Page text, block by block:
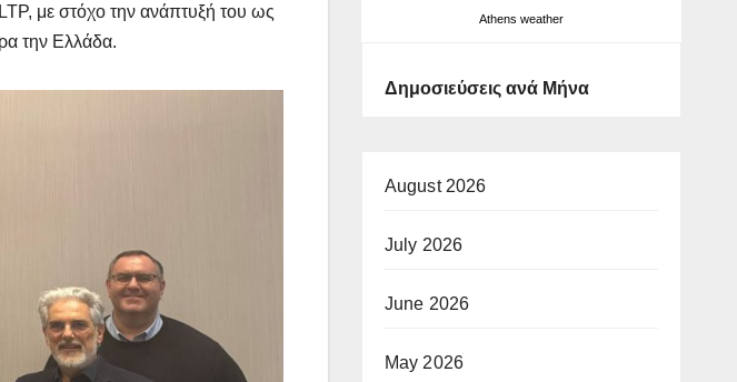
με στόχο την ανάπτυξή του ως
την Ελλάδα.
Athens weather
Δημοσιεύσεις ανά Μήνα
August 2026
July 2026
June 2026
May 2026